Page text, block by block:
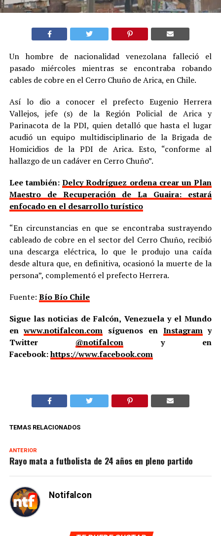
Un hombre de nacionalidad venezolana falleció el
pasado miércoles mientras se encontraba robando
cables de cobre en el Cerro Chuño de Arica, en Chile.
Así lo dio a conocer el prefecto Eugenio Herrera
Vallejos, jefe (s) de la Región Policial de Arica y
Parinacota de la PDI, quien detalló que hasta el lugar
acudió un equipo multidisciplinario de la Brigada de
Homicidios de la PDI de Arica. Esto, “conforme al
hallazgo de un cadáver en Cerro Chuño”.
Lee también:Delcy Rodríguez ordena crear un Plan
Maestro de Recuperación de La Guaira: estará
enfocado en el desarrollo turístico
“En circunstancias en que se encontraba sustrayendo
cableado de cobre en el sector del Cerro Chuño, recibió
una descarga eléctrica, lo que le produjo una caída
desde altura que, en definitiva, ocasionó la muerte de la
persona”, complementó el prefecto Herrera.
Fuente: Bío Bío Chile
Sigue las noticias de Falcón, Venezuela y el Mundo
enwww.notifalcon.com síguenos en Instagramy
Twitter @notifalcony en
Facebook:https://www.facebook.com
TEMAS RELACIONADOS
ANTERIOR
Rayo mata a futbolista de 24 años en pleno partido
Notifalcon